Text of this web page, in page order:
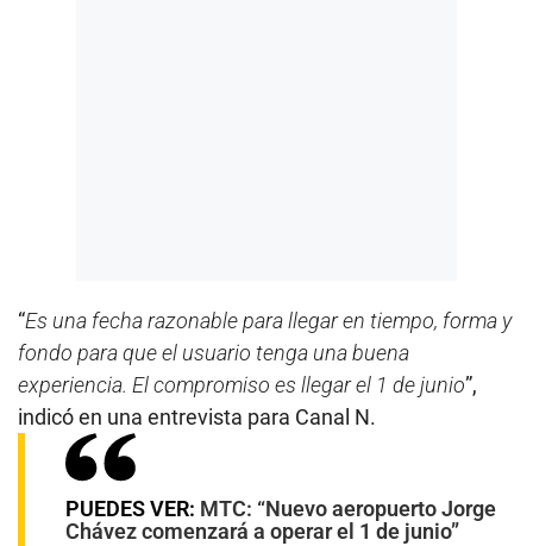
“Es una fecha razonable para llegar en tiempo, forma y
fondo para que el usuario tenga una buena
experiencia. El compromiso es llegar el 1 de junio”,
indicó en una entrevista para Canal N.
PUEDES VER: MTC: “Nuevo aeropuerto Jorge
Chávez comenzará a operar el 1 de junio”